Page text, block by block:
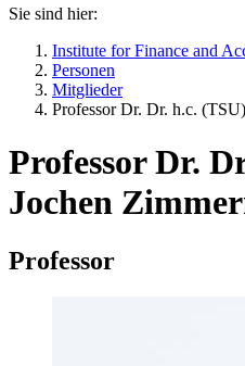
Sie sind hier:
Institute for Finance and
Personen
Mitglieder
Professor Dr. Dr. h.c.
Professor Dr.
Jochen
Professor